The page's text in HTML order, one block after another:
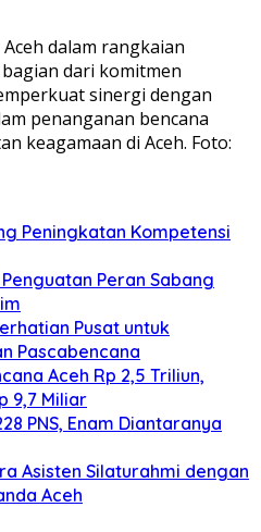
dalam rangkaian
dari komitmen
sinergi dengan
penanganan bencana
keagamaan di Aceh. Foto:
Peningkatan Kompetensi
Peran Sabang
Pusat untuk
Pascabencana
Aceh Rp 2,5 Triliun,
9,7 Miliar
PNS, Enam Diantaranya
Asisten Silaturahmi dengan
Aceh